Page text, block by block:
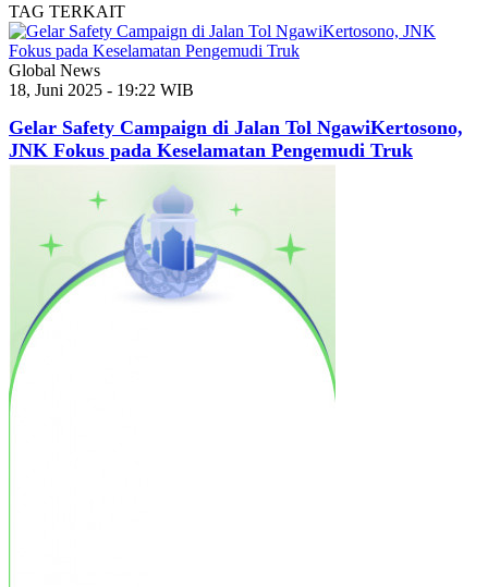
TAG TERKAIT
Global News
18, Juni 2025 - 19:22 WIB
Gelar Safety Campaign di Jalan Tol NgawiKertosono,
JNK Fokus pada Keselamatan Pengemudi Truk